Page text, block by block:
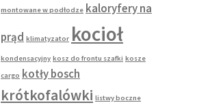
montowane w podłodze kaloryfery na
prąd klimatyzator kocioł
kondensacyjny kosz do frontu szafki kosze
cargo kotły bosch
krótkofalówki listwy boczne